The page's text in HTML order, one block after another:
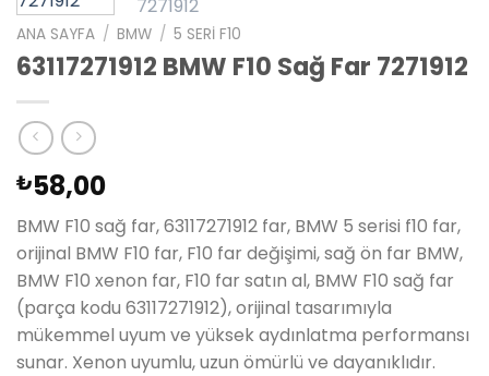
ANA SAYFA / BMW / 5 SERI F10
63117271912 BMW F10 Sağ Far 7271912
₺58,00
BMW F10 sağ far, 63117271912 far, BMW 5 serisi f10 far,
orijinal BMW F10 far, F10 far değişimi, sağ ön far BMW,
BMW F10 xenon far, F10 far satın al, BMW F10 sağ far
(parça kodu 63117271912), orijinal tasarımıyla
mükemmel uyum ve yüksek aydınlatma performansı
sunar. Xenon uyumlu, uzun ömürlü ve dayanıklıdır.